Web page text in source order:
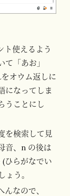
ト使えるよう
「あお」
オウム返しに
になってしま
うことにし
を検索して見
音、n の後は
ひらがなでい
う。
なので、